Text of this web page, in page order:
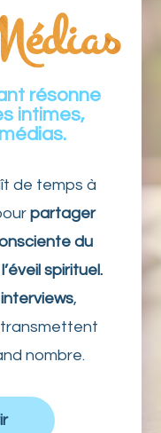
résonne
intimes,
de temps à
partager
du
spirituel.
interviews,
nombre.